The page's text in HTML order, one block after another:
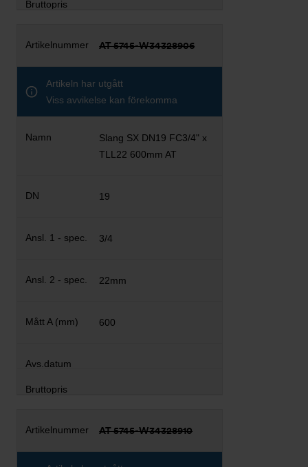
AT 5745-W34328906
Artikeln har utgått
Viss avvikelse kan förekomma
Slang SX DN19 FC3/4" x
TLL22 600mm AT
19
3/4
22mm
600
AT 5745-W34328910